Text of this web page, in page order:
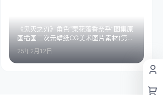
《鬼灭之刃》角色”栗花落香奈乎”图集原
画插画二次元壁纸CG美术图片素材(第二
期)
25年2月12日